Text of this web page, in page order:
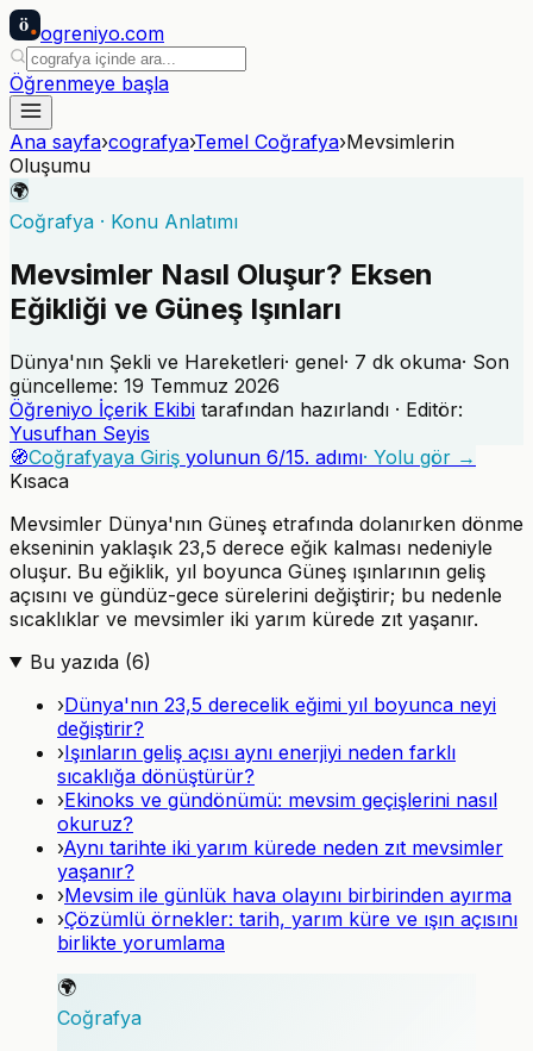
ö ogreniyo.com
Öğrenmeye başla
Ana sayfa›cografya›Temel Coğrafya›Mevsimlerin
Oluşumu
🌍
Coğrafya · Konu Anlatımı
Mevsimler Nasıl Oluşur? Eksen
Eğikliği ve Güneş Işınları
Dünya'nın Şekli ve Hareketleri· genel· 7 dk okuma· Son
güncelleme: 19 Temmuz 2026
Öğreniyo İçerik Ekibi tarafından hazırlandı · Editör:
Yusufhan Seyis
🧭Coğrafyaya Giriş yolunun 6/15. adımı· Yolu gör →
Kısaca
Mevsimler Dünya'nın Güneş etrafında dolanırken dönme
ekseninin yaklaşık 23,5 derece eğik kalması nedeniyle
oluşur. Bu eğiklik, yıl boyunca Güneş ışınlarının geliş
açısını ve gündüz-gece sürelerini değiştirir; bu nedenle
sıcaklıklar ve mevsimler iki yarım kürede zıt yaşanır.
Bu yazıda (6)
›Dünya'nın 23,5 derecelik eğimi yıl boyunca neyi
değiştirir?
›Işınların geliş açısı aynı enerjiyi neden farklı
sıcaklığa dönüştürür?
›Ekinoks ve gündönümü: mevsim geçişlerini nasıl
okuruz?
›Aynı tarihte iki yarım kürede neden zıt mevsimler
yaşanır?
›Mevsim ile günlük hava olayını birbirinden ayırma
›Çözümlü örnekler: tarih, yarım küre ve ışın açısını
birlikte yorumlama
🌍
Coğrafya